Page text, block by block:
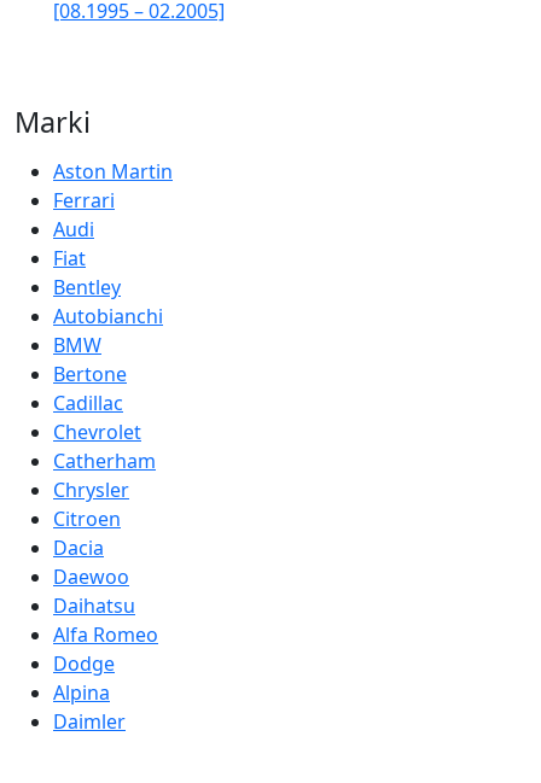
[08.1995 – 02.2005]
Marki
Aston Martin
Ferrari
Audi
Fiat
Bentley
Autobianchi
BMW
Bertone
Cadillac
Chevrolet
Catherham
Chrysler
Citroen
Dacia
Daewoo
Daihatsu
Alfa Romeo
Dodge
Alpina
Daimler